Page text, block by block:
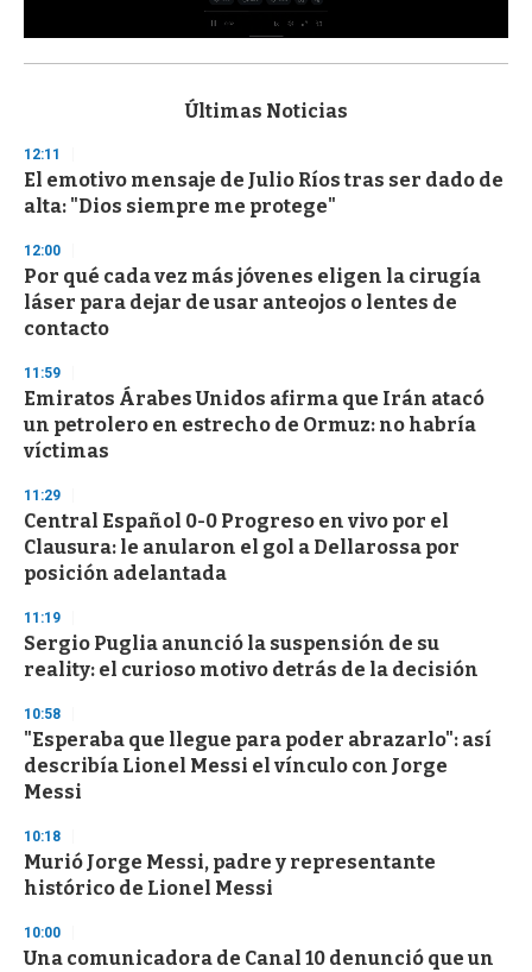
s
d
s
o
f
3
s
e
c
o
d
s
Últimas Noticias
12:11
El emotivo mensaje de Julio Ríos tras ser dado de
alta: "Dios siempre me protege"
12:00
Por qué cada vez más jóvenes eligen la cirugía
láser para dejar de usar anteojos o lentes de
contacto
11:59
Emiratos Árabes Unidos afirma que Irán atacó
un petrolero en estrecho de Ormuz: no habría
víctimas
11:29
Central Español 0-0 Progreso en vivo por el
Clausura: le anularon el gol a Dellarossa por
posición adelantada
11:19
Sergio Puglia anunció la suspensión de su
reality: el curioso motivo detrás de la decisión
10:58
"Esperaba que llegue para poder abrazarlo": así
describía Lionel Messi el vínculo con Jorge
Messi
10:18
Murió Jorge Messi, padre y representante
histórico de Lionel Messi
10:00
Una comunicadora de Canal 10 denunció que un